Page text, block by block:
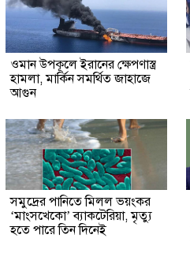
ওমান উপকূলে ইরানের ক্ষেপণাস্ত্র
হামলা, মার্কিন সমর্থিত জাহাজে
আগুন
সমুদ্রের পানিতে মিলল ভয়ংকর
‘মাংসখেকো’ ব্যাকটেরিয়া, মৃত্যু
হতে পারে তিন দিনেই